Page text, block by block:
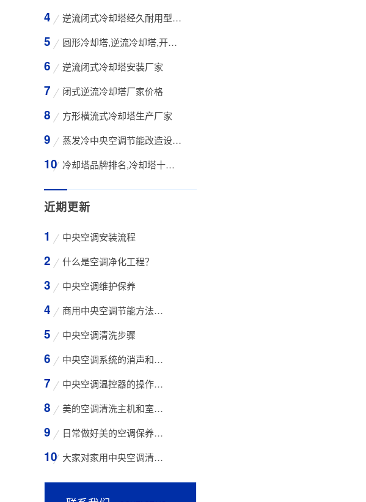
逆流闭式冷却塔经久耐用型工业凉水塔
圆形冷却塔,逆流冷却塔,开式冷却塔,200吨冷却
逆流闭式冷却塔安装厂家
闭式逆流冷却塔厂家价格
方形横流式冷却塔生产厂家
蒸发冷中央空调节能改造设备WK-30TA 4*3HP
冷却塔品牌排名,冷却塔十大知名品牌有那些
近期更新
中央空调安装流程
什么是空调净化工程？
中央空调维护保养
商用中央空调节能方法与技巧
中央空调清洗步骤
中央空调系统的消声和减振措施
中央空调温控器的操作方法
美的空调清洗主机和室外空气入口的步骤
日常做好美的空调保养工作有哪些好处？
大家对家用中央空调清洗存在哪些误区？